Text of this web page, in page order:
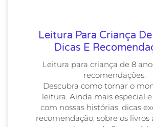
Leitura Para Criança
Dicas E
Leitura para criança de 8
recomendações.
Descubra como tornar o
leitura. Ainda mais especial
com nossas histórias, dicas
recomendação, sobre os livros